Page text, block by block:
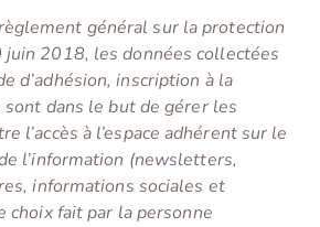
général sur la protection
juin 2018, les données collectées
d’adhésion, inscription à la
dans le but de gérer les
l’accès à l’espace adhérent sur le
l’information (newsletters,
informations sociales et
choix fait par la personne